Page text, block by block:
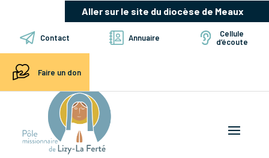
Aller sur le site du diocèse de Meaux
Contact Annuaire
Cellule
d’écoute
Faire un don